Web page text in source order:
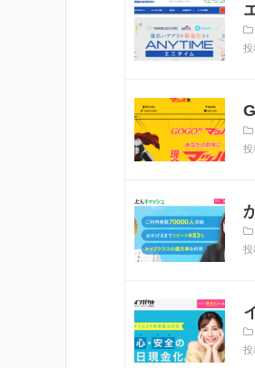
投
投
投
投